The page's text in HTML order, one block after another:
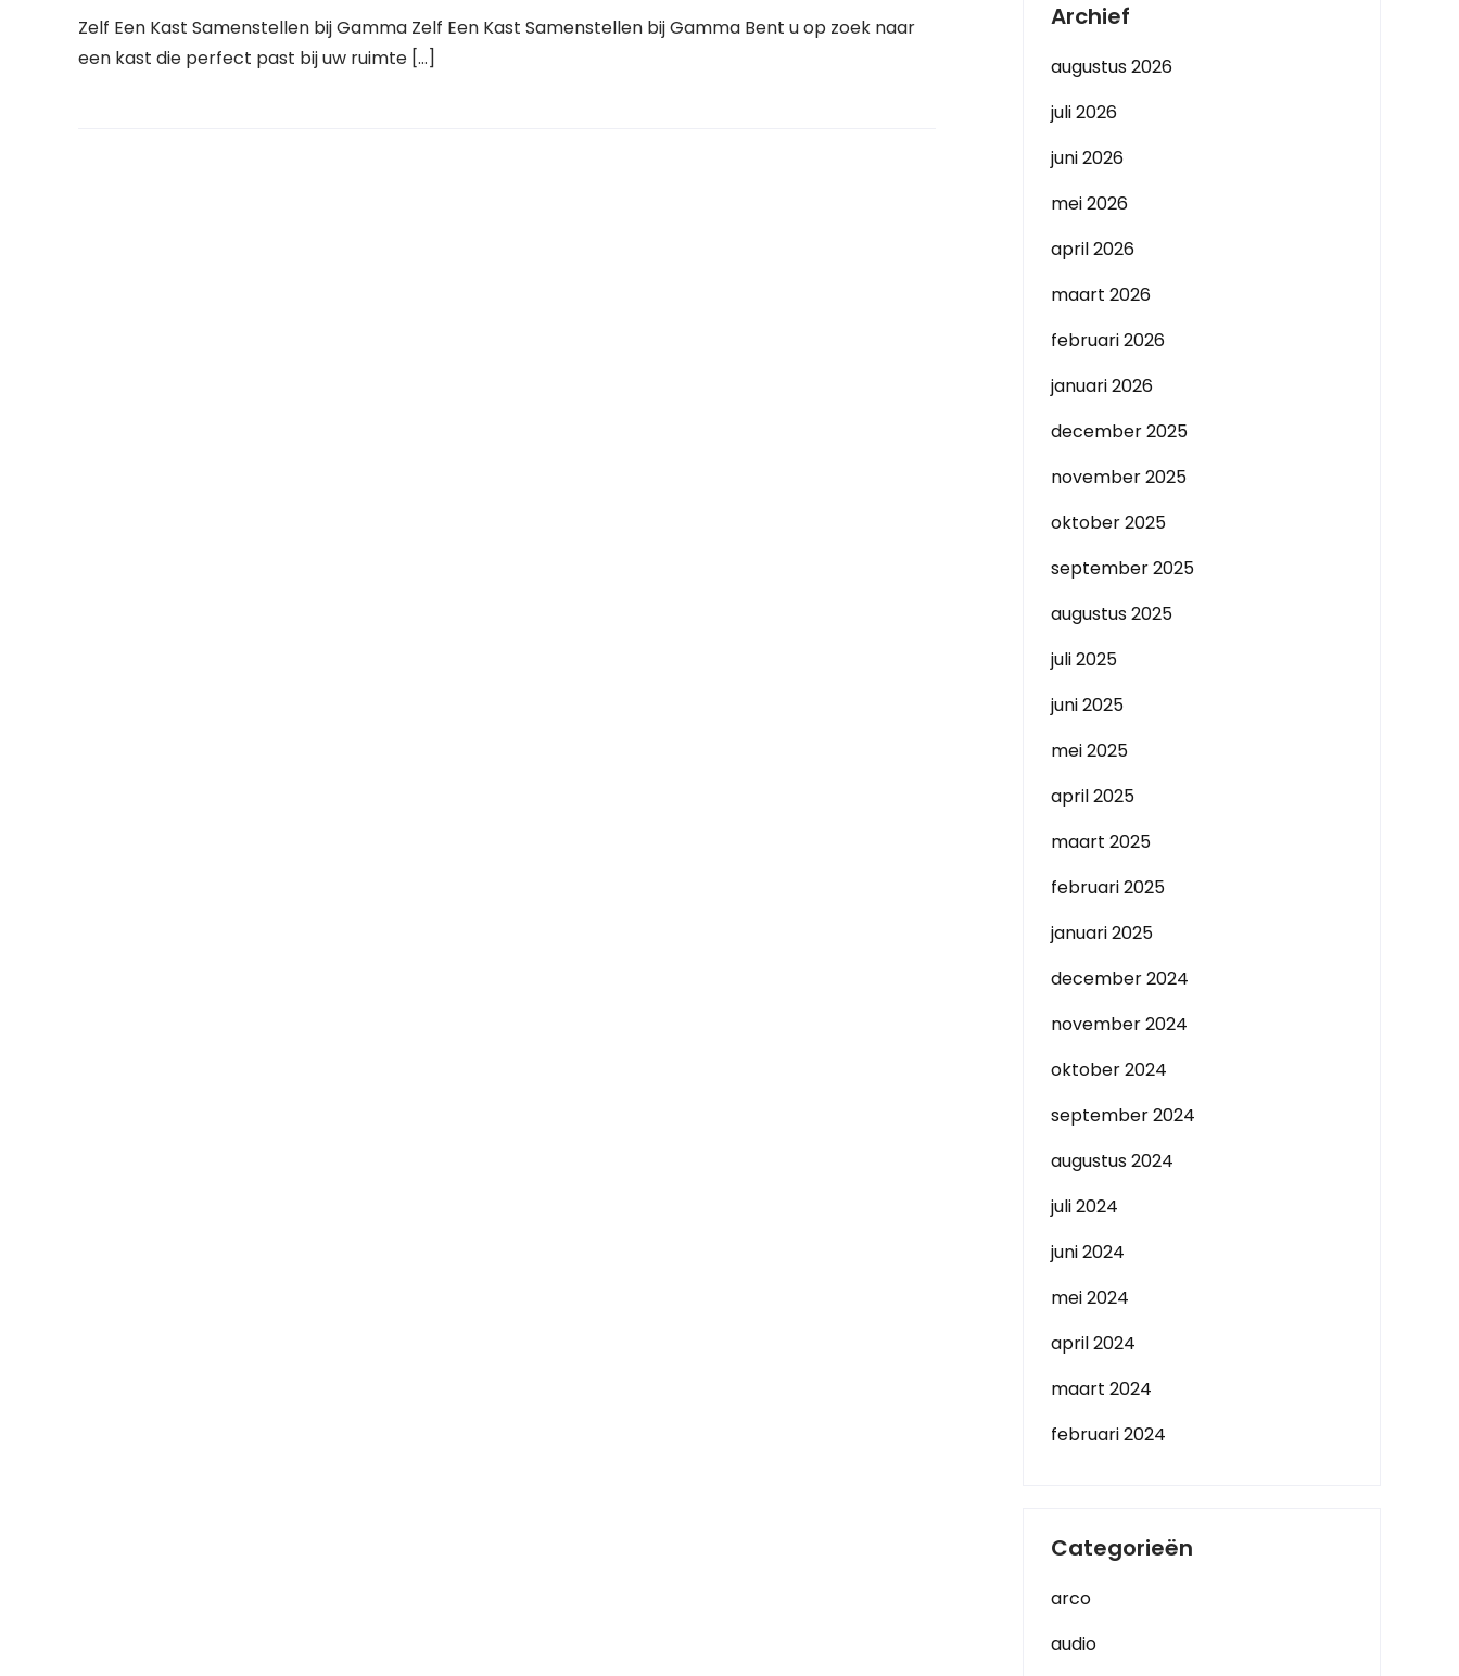
Zelf Een Kast Samenstellen bij Gamma Zelf Een Kast Samenstellen bij Gamma Bent u op zoek naar
een kast die perfect past bij uw ruimte […]
Archief
augustus 2026
juli 2026
juni 2026
mei 2026
april 2026
maart 2026
februari 2026
januari 2026
december 2025
november 2025
oktober 2025
september 2025
augustus 2025
juli 2025
juni 2025
mei 2025
april 2025
maart 2025
februari 2025
januari 2025
december 2024
november 2024
oktober 2024
september 2024
augustus 2024
juli 2024
juni 2024
mei 2024
april 2024
maart 2024
februari 2024
Categorieën
arco
audio